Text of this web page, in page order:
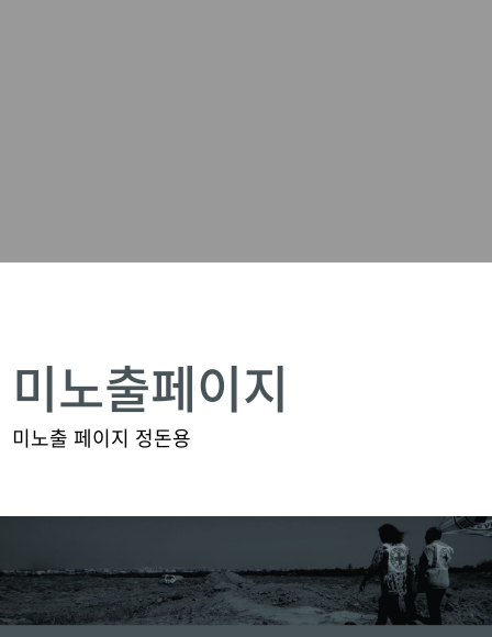
미노출페이지
미노출 페이지 정돈용